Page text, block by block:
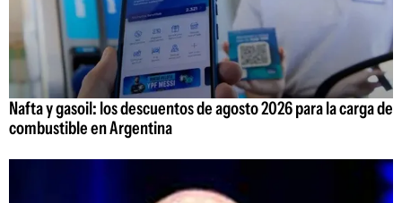
Nafta y gasoil: los descuentos de agosto 2026 para la carga de
combustible en Argentina